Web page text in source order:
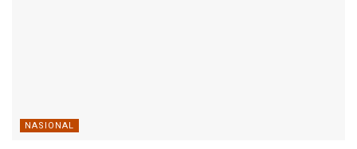
NASIONAL